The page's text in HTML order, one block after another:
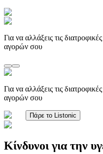
Για να αλλάξεις τις
αγορών σου
Για να αλλάξεις τις
αγορών σου
Πάρε το Listonic
Κίνδυνοι για την